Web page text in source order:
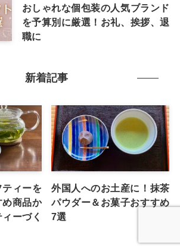
おしゃれな個包装の人気ブランド
を予算別に厳選！お礼、挨拶、退
職に
新着記事
ィーを
商品か
ーづく
外国人へのお土産に！抹茶
パウダー＆お菓子おすすめ
7選